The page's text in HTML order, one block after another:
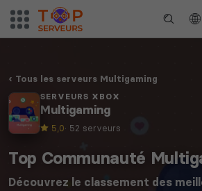
Tous les serveurs Multigaming
SERVEURS XBOX
Multigaming
5,0· 52 serveurs
Top Communauté
Découvrez le classement des